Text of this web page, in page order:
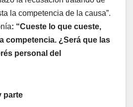
la competencia de la causa”.
: “Cueste lo que cueste,
competencia. ¿Será que las
personal del
parte